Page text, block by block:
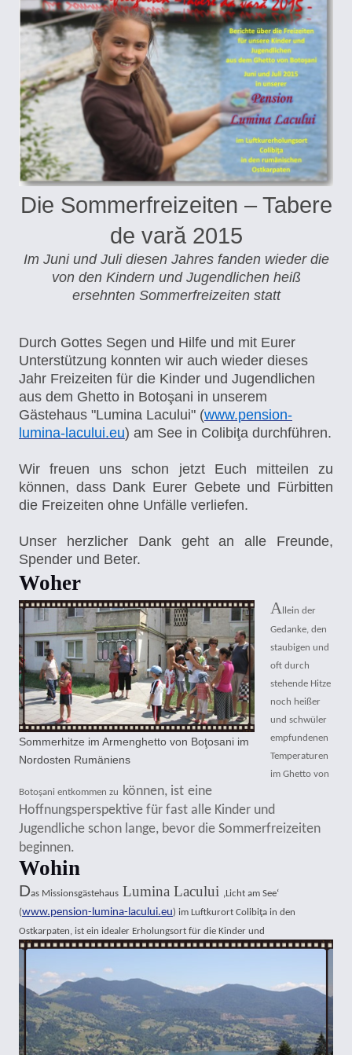
Die Sommerfreizeiten – Tabere
de vară 2015
Im Juni und Juli diesen Jahres fanden wieder die
von den Kindern und Jugendlichen heiß
ersehnten Sommerfreizeiten statt
Durch Gottes Segen und Hilfe und mit Eurer
Unterstützung konnten wir auch wieder dieses
Jahr Freizeiten für die Kinder und Jugendlichen
aus dem Ghetto in Botoşani in unserem
Gästehaus "Lumina Lacului" (www.pension-
lumina-lacului.eu) am See in Colibiţa durchführen.
Wir freuen uns schon jetzt Euch mitteilen zu
können, dass Dank Eurer Gebete und Fürbitten
die Freizeiten ohne Unfälle verliefen.
Unser herzlicher Dank geht an alle Freunde,
Spender und Beter.
Woher
Sommerhitze im Armenghetto von Boţosani im
Nordosten Rumäniens
A
llein der
Gedanke, den
staubigen und
oft durch
stehende Hitze
noch heißer
und schwüler
empfundenen
Temperaturen
im Ghetto von
Botoşani entkommen zu
können, ist eine
Hoffnungsperspektive für fast alle Kinder und
Jugendliche schon lange, bevor die Sommerfreizeiten
beginnen.
Wohin
Das Missionsgästehaus Lumina Lacului ‚Licht am See‘
(www.pension-lumina-lacului.eu) im Luftkurort Colibiţa in den
Ostkarpaten, ist ein idealer Erholungsort für die Kinder und